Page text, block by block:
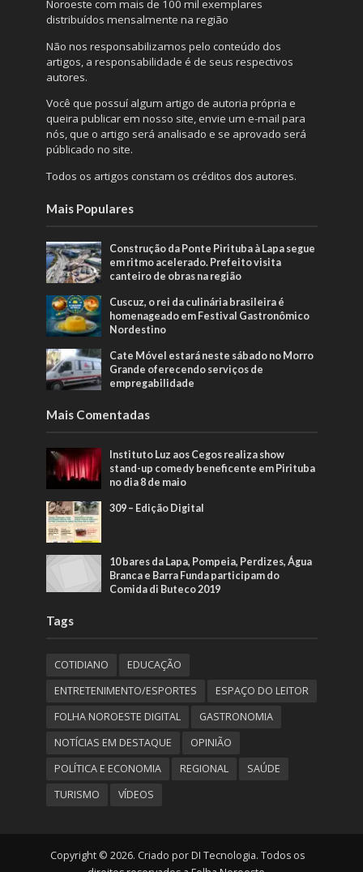
Noroeste com mais de 100 mil exemplares
distribuídos mensalmente na região
Não nos responsabilizamos pelo conteúdo dos
artigos, a responsabilidade é de seus respectivos
autores.
Você que possuí algum artigo de autoria própria e
queira publicar em nosso site, envie um e-mail para
nós, que o artigo será analisado e se aprovado será
públicado no site.
Todos os artigos constam os créditos dos autores.
Mais Populares
Construção da Ponte Pirituba à Lapa segue
em ritmo acelerado. Prefeito visita
canteiro de obras na região
Cuscuz, o rei da culinária brasileira é
homenageado em Festival Gastronômico
Nordestino
Cate Móvel estará neste sábado no Morro
Grande oferecendo serviços de
empregabilidade
Mais Comentadas
Instituto Luz aos Cegos realiza show
stand-up comedy beneficente em Pirituba
no dia 8 de maio
309 – Edição Digital
10 bares da Lapa, Pompeia, Perdizes, Água
Branca e Barra Funda participam do
Comida di Buteco 2019
Tags
COTIDIANO
EDUCAÇÃO
ENTRETENIMENTO/ESPORTES
ESPAÇO DO LEITOR
FOLHA NOROESTE DIGITAL
GASTRONOMIA
NOTÍCIAS EM DESTAQUE
OPINIÃO
POLÍTICA E ECONOMIA
REGIONAL
SAÚDE
TURISMO
VÍDEOS
Copyright © 2026. Criado por DI Tecnologia. Todos os